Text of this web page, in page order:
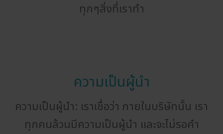
ทุกๆสิ่งที่เราทำ
ความเป็นผู้นำ
ความเป็นผู้นำ: เราเชื่อว่า ภายในบริษัทนั้น เรา
ทุกคนล้วนมีความเป็นผู้นำ และจะไม่รอคำ